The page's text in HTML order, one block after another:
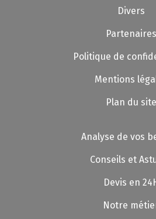
Divers
Partenaires
Politique de
Mentions
Plan du site
Analyse de vos
Conseils et
Devis en
Notre